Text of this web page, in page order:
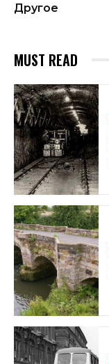
Другое
MUST READ